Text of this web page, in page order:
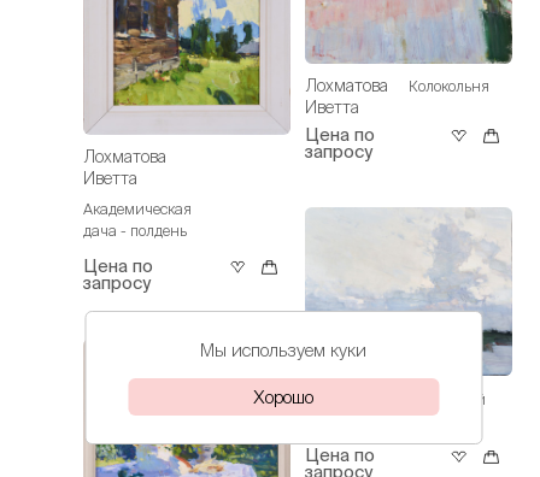
Лохматова
Иветта
Академическая
дача - полдень
Цена по
запросу
Лохматова
Иветта
Колокольня
Цена по
запросу
Лохматова
Иветта
Кубанский
день
Цена по
запросу
Мы используем куки
Хорошо